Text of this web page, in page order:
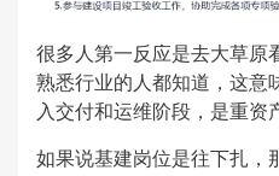
很多人第一反应是去大草原
熟悉行业的人都知道，这意
入交付和运维阶段，是重资
如果说基建岗位是往下扎，